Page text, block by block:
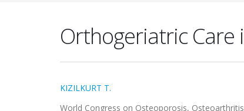
Orthogeriatric Care
KIZILKURT T.
World Congress on Osteoporosis,